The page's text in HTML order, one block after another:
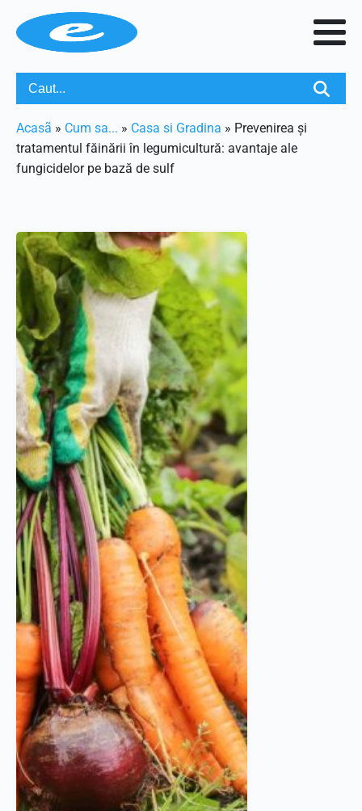
Acasã » Cum sa... » Casa si Gradina » Prevenirea și
tratamentul făinării în legumicultură: avantaje ale
fungicidelor pe bază de sulf